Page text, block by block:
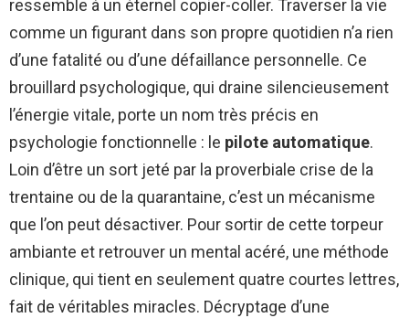
ressemble à un éternel copier-coller. Traverser la vie
comme un figurant dans son propre quotidien n’a rien
d’une fatalité ou d’une défaillance personnelle. Ce
brouillard psychologique, qui draine silencieusement
l’énergie vitale, porte un nom très précis en
psychologie fonctionnelle : le pilote automatique.
Loin d’être un sort jeté par la proverbiale crise de la
trentaine ou de la quarantaine, c’est un mécanisme
que l’on peut désactiver. Pour sortir de cette torpeur
ambiante et retrouver un mental acéré, une méthode
clinique, qui tient en seulement quatre courtes lettres,
fait de véritables miracles. Décryptage d’une